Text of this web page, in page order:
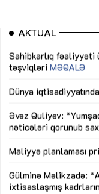
AKTUAL
Sahibkarlıq fəaliyyəti
təşviqləri MƏQALƏ
Dünya
Əvəz Quliyev:
nəticələri qorunub
Maliyyə planlaması
Gülminə Məlikzadə:
ixtisaslaşmış